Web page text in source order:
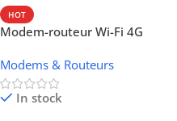
HOT
Modem-routeur Wi-Fi 4G
Modems & Routeurs
In stock